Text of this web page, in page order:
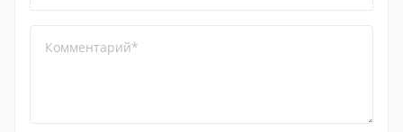
Комментарий*